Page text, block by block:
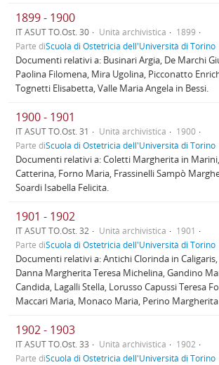
1899 - 1900
IT ASUT TO.Ost. 30 Unità archivistica
1899
Parte diScuola di Ostetricia dell'Università di Torino
Documenti relativi a: Businari Argia, De Marchi
Paolina Filomena, Mira Ugolina, Picconatto
Tognetti Elisabetta, Valle Maria Angela in Bessi.
1900 - 1901
IT ASUT TO.Ost. 31 Unità archivistica
1900
Parte diScuola di Ostetricia dell'Università di Torino
Documenti relativi a: Coletti Margherita in
Catterina, Forno Maria, Frassinelli Sampò
Soardi Isabella Felicita.
1901 - 1902
IT ASUT TO.Ost. 32 Unità archivistica
1901
Parte diScuola di Ostetricia dell'Università di Torino
Documenti relativi a: Antichi Clorinda in
Danna Margherita Teresa Michelina, Gandino
Candida, Lagalli Stella, Lorusso Capussi Teresa
Maccari Maria, Monaco Maria, Perino Margherita
1902 - 1903
IT ASUT TO.Ost. 33 Unità archivistica
1902
Parte diScuola di Ostetricia dell'Università di Torino